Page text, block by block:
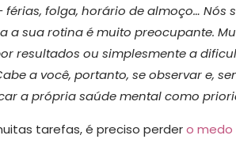
férias, folga, horário de almoço… Nós
a sua rotina é muito preocupante.
resultados ou simplesmente a
a você, portanto, se observar e,
a própria saúde mental como
tarefas, é preciso perdero medo